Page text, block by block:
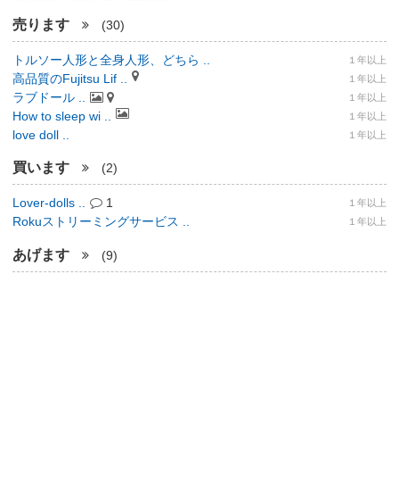
売ります (30)
トルソー人形と全身人形、どちら .. １年以上
高品質のFujitsu Lif .. １年以上
ラブドール .. １年以上
How to sleep wi .. １年以上
love doll .. １年以上
買います (2)
Lover-dolls .. 1 １年以上
Rokuストリーミングサービス .. １年以上
あげます (9)